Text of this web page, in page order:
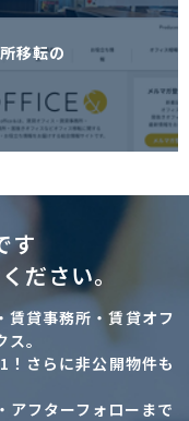
移転の
す
ださい。
賃貸事務所・賃貸オフ
。
さらに非公開物件も
アフターフォローまで